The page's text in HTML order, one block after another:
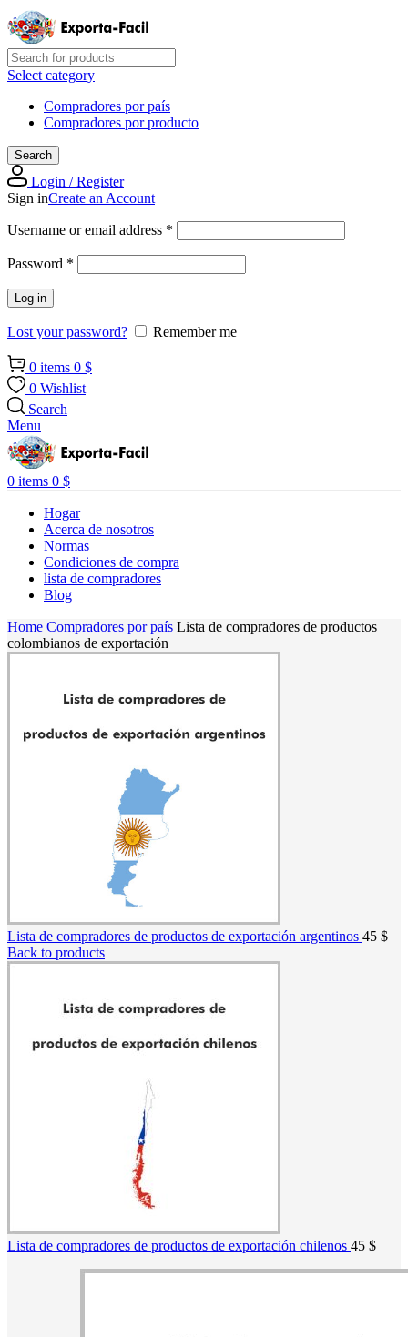
Select category
Compradores por país
Compradores por producto
Search
Login / Register
Sign inCreate an Account
Username or email address *
Password *
Log in
Lost your password? Remember me
0 items 0 $
0 Wishlist
Search
Menu
0 items 0 $
Hogar
Acerca de nosotros
Normas
Condiciones de compra
lista de compradores
Blog
Home Compradores por país Lista de compradores de productos
colombianos de exportación
Lista de compradores de productos de exportación argentinos 45 $
Back to products
Lista de compradores de productos de exportación chilenos 45 $